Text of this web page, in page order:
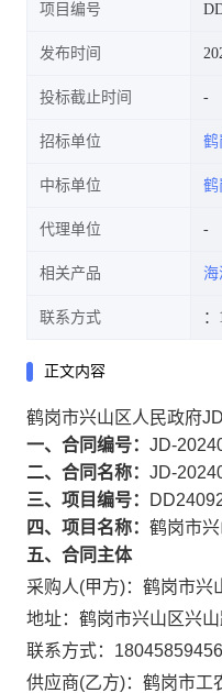
项目编号
发布时间
投标截止时间
招标单位 鹤
中标单位 鹤
代理单位
相关产品
联系方式 ：
正文内容
鹤岗市兴山区人民政府
一、合同编号： JD-
二、合同名称： JD-
三、项目编号：
四、项目名称： 鹤岗市
五、合同主体
采购人(甲方)：鹤岗市兴
地址：鹤岗市兴山区兴
联系方式：18045859456
供应商(乙方)：鹤岗市工